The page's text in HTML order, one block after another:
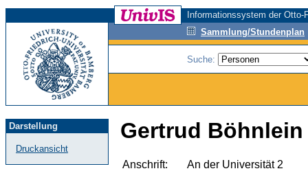
Informationssystem der
Sammlung/Stundenplan
Suche:
Darstellung
Druckansicht
Gertrud Böhnlein
Anschrift:
An der Universität 2